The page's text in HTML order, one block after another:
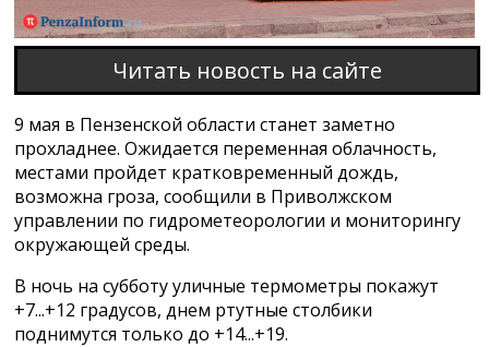
Читать новость на сайте
9 мая в Пензенской области станет заметно
прохладнее. Ожидается переменная облачность,
местами пройдет кратковременный дождь,
возможна гроза, сообщили в Приволжском
управлении по гидрометеорологии и мониторингу
окружающей среды.
В ночь на субботу уличные термометры покажут
+7...+12 градусов, днем ртутные столбики
поднимутся только до +14...+19.